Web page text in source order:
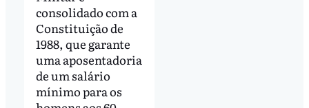
consolidado com a
Constituição de
1988, que garante
uma aposentadoria
de um salário
mínimo para os